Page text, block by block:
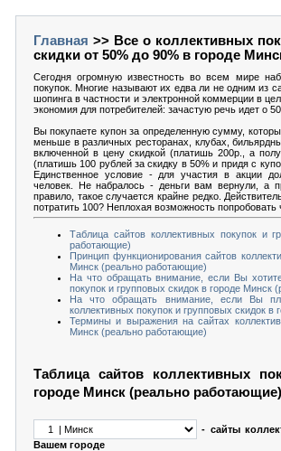
Главная >> Все о коллективных
скидки от 50% до 90% в городе
Сегодня огромную известность во всем мире
покупок. Многие называют их едва ли не одним из
шопинга в частности и электронной коммерции в
экономия для потребителей: зачастую речь идет о
Вы покупаете купон за определенную сумму,
меньше в различных ресторанах, клубах,
включенной в цену скидкой (платишь 200р., а
(платишь 100 рублей за скидку в 50% и придя с
Единственное условие - для участия в акции
человек. Не набралось - деньги вам вернули, а
правило, такое случается крайне редко.
потратить 100? Неплохая возможность попробовать
Таблица сайтов коллективных покупок и
работающие)
Принцип функционирования сайтов
Минск (реально работающие)
На что обращать внимание, если Вы
покупок и групповых скидок в городе Минск
На что обращать внимание, если Вы
коллективных покупок и групповых скидок
Термины и выражения на сайтах
Минск (реально работающие)
Таблица сайтов коллективных
городе Минск (реально работающие)
- сайты
Вашем городе